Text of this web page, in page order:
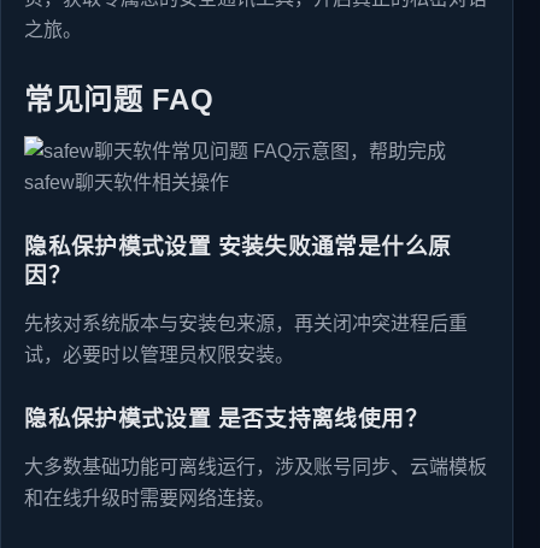
之旅。
常见问题 FAQ
隐私保护模式设置 安装失败通常是什么原
因？
先核对系统版本与安装包来源，再关闭冲突进程后重
试，必要时以管理员权限安装。
隐私保护模式设置 是否支持离线使用？
大多数基础功能可离线运行，涉及账号同步、云端模板
和在线升级时需要网络连接。